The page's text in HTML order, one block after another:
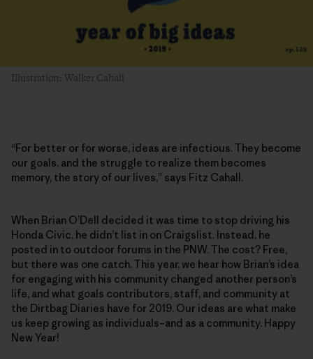
Illustration: Walker Cahall
“For better or for worse, ideas are infectious. They become
our goals, and the struggle to realize them becomes
memory, the story of our lives,” says Fitz Cahall.
When Brian O’Dell decided it was time to stop driving his
Honda Civic, he didn’t list in on Craigslist. Instead, he
posted in to outdoor forums in the PNW. The cost? Free,
but there was one catch. This year, we hear how Brian’s idea
for engaging with his community changed another person’s
life, and what goals contributors, staff, and community at
the Dirtbag Diaries have for 2019. Our ideas are what make
us keep growing as individuals–and as a community. Happy
New Year!